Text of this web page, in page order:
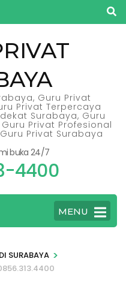
Guru Privat
Privat Terpercaya
Surabaya, Guru
Privat Profesional
Privat Surabaya
buka 24/7
4400
MENU
SURABAYA >